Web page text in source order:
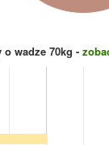
o wadze 70kg -